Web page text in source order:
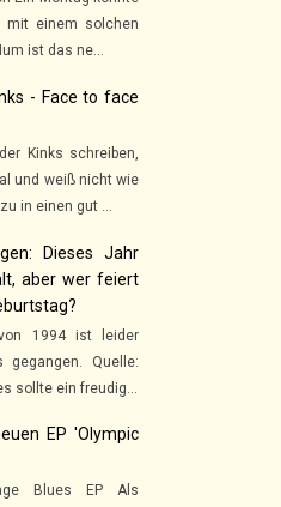
mit einem solchen
ist das ne...
- Face to face
Kinks schreiben,
und weiß nicht wie
in einen gut ...
Dieses Jahr
aber wer feiert
1994 ist leider
Quelle:
sollte ein freudig...
EP 'Olympic
Blues EP Als